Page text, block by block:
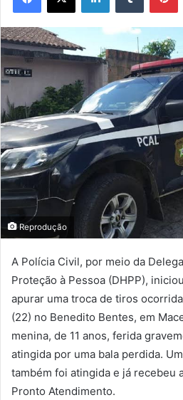
Reprodução
A Polícia Civil, por meio da
Proteção à Pessoa (DHPP),
apurar uma troca de tiros
(22) no Benedito Bentes, em
menina, de 11 anos, ferida
atingida por uma bala perdida.
também foi atingida e já recebeu
Pronto Atendimento.